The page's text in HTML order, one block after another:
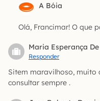
A Bóia
Olá, Francimar! O que
Maria Esperança
Responder
Sitem maravilhoso,
consultar sempre .